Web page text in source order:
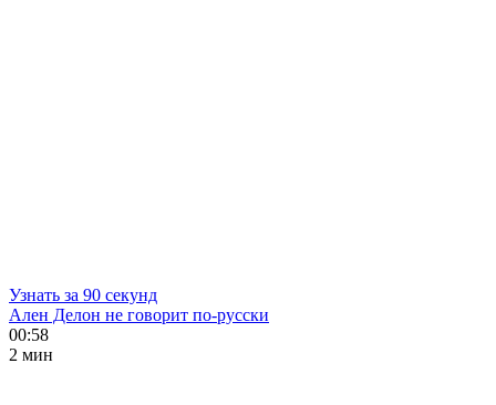
Узнать за 90 секунд
Ален Делон не говорит по-русски
00:58
2 мин